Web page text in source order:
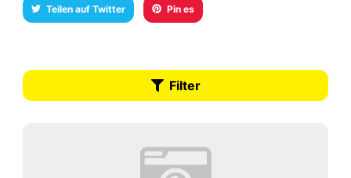
Teilen auf Twitter Pin es
Filter